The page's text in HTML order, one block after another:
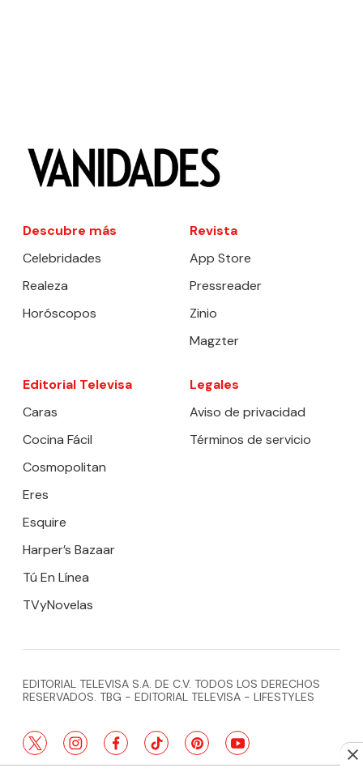
Descubre más
Celebridades
Realeza
Horóscopos
Revista
App Store
Pressreader
Zinio
Magzter
Editorial Televisa
Caras
Cocina Fácil
Cosmopolitan
Eres
Esquire
Harper’s Bazaar
Tú En Línea
TVyNovelas
Legales
Aviso de privacidad
Términos de servicio
EDITORIAL TELEVISA S.A. DE C.V. TODOS LOS DERECHOS
RESERVADOS. TBG - EDITORIAL TELEVISA - LIFESTYLES
twitterinstagramfacebooktiktokpinterestyoutube